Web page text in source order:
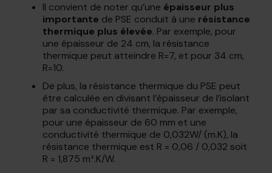
Il convient de noter qu’une épaisseur plus
importante de PSE conduit à une résistance
thermique plus élevée. Par exemple, pour
une épaisseur de 24 cm, la résistance
thermique peut atteindre R=7, et pour 34 cm,
R=10.
De plus, la résistance thermique du PSE peut
être calculée en divisant l’épaisseur de l’isolant
par sa conductivité thermique. Par exemple,
pour une épaisseur de 60 mm et une
conductivité thermique de 0,032W/ (m.K), la
résistance thermique est R = 0,06 / 0,032 soit
R = 1,875 m².K/W.